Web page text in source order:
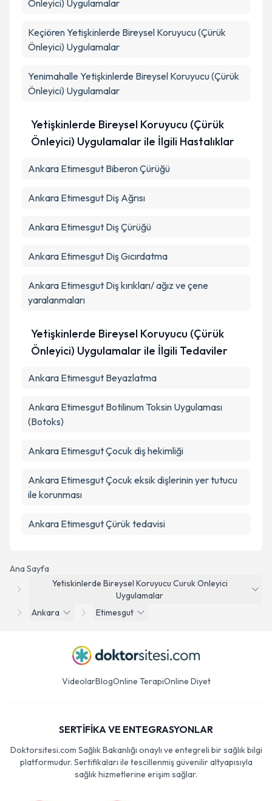
Ana Sayfa
Yetiskinlerde Bireysel Koruyucu Curuk Onleyici
Uygulamalar
Ankara
Etimesgut
Önleyici) Uygulamalar
KeçiörenYetişkinlerde Bireysel Koruyucu (Çürük
Önleyici) Uygulamalar
Yenimahalle Yetişkinlerde Bireysel Koruyucu (Çürük
Önleyici) Uygulamalar
Yetişkinlerde Bireysel Koruyucu (Çürük
Önleyici) Uygulamalar ile İlgili Hastalıklar
Ankara Etimesgut Biberon Çürüğü
Ankara Etimesgut Diş Ağrısı
Ankara Etimesgut Diş Çürüğü
Ankara Etimesgut Diş Gıcırdatma
Ankara Etimesgut Diş kırıkları/ ağız ve çene
yaralanmaları
Yetişkinlerde Bireysel Koruyucu (Çürük
Önleyici) Uygulamalar ile İlgili Tedaviler
Ankara Etimesgut Beyazlatma
Ankara Etimesgut Botilinum Toksin Uygulaması
(Botoks)
Ankara Etimesgut Çocuk diş hekimliği
Ankara Etimesgut Çocuk eksik dişlerinin yer tutucu
ile korunması
Ankara Etimesgut Çürük tedavisi
VideolarBlogOnline TerapiOnline Diyet
SERTİFİKA VE ENTEGRASYONLAR
Doktorsitesi.com Sağlık Bakanlığı onaylı ve entegreli bir sağlık bilgi
platformudur. Sertifikaları ile tescillenmiş güvenilir altyapısıyla
sağlık hizmetlerine erişim sağlar.